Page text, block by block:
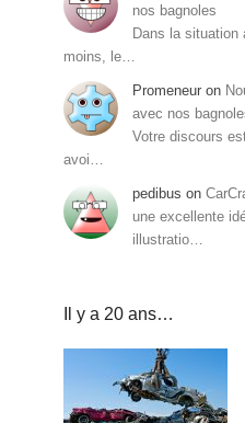
nos bagnoles
Dans la situation
moins, le…
Promeneur on
avec nos
Votre discours
avoi…
pedibus on
une excellente
illustratio…
Il y a 20 ans…